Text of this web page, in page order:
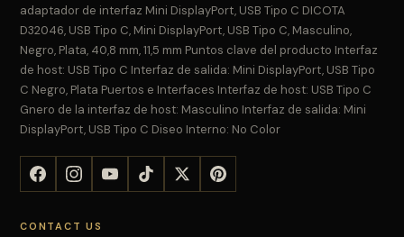
adaptador de interfaz Mini DisplayPort, USB Tipo C DICOTA
D32046, USB Tipo C, Mini DisplayPort, USB Tipo C, Masculino,
Negro, Plata, 40,8 mm, 11,5 mm Puntos clave del producto Interfaz
de host: USB Tipo C Interfaz de salida: Mini DisplayPort, USB Tipo
C Negro, Plata Puertos e Interfaces Interfaz de host: USB Tipo C
Gnero de la interfaz de host: Masculino Interfaz de salida: Mini
DisplayPort, USB Tipo C Diseo Interno: No Color
CONTACT US